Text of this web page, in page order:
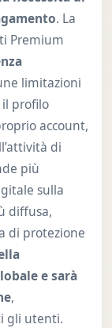
. La
Premium
limitazioni
profilo
account,
di
più
sulla
diffusa,
di protezione
e sarà
,
gli utenti.